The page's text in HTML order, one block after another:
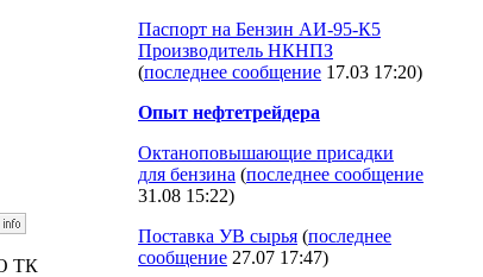
ТК
Паспорт на Бензин АИ-95-К5
Производитель НКНПЗ
(последнее сообщение 17.03 17:20)
Опыт нефтетрейдера
Октаноповышающие присадки
для бензина (последнее сообщение
31.08 15:22)
Поставка УВ сырья (последнее
сообщение 27.07 17:47)